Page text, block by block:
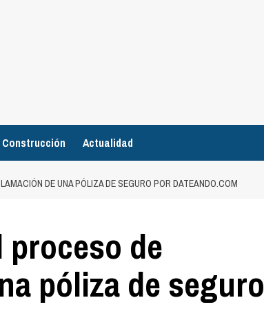
Construcción Actualidad
DE UNA PÓLIZA DE SEGURO POR DATEANDO.COM
de
póliza de seguro